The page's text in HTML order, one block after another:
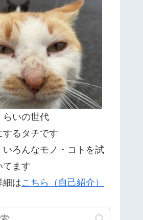
らいの世代
るタチです
ろんなモノ・コトを試
てます
細はこちら（自己紹介）